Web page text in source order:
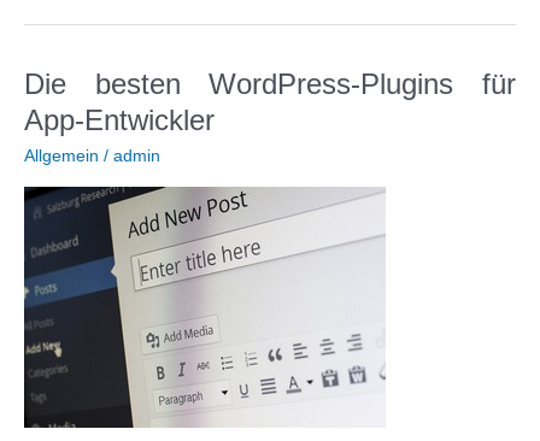
wachsen
Die besten WordPress-Plugins für
App-Entwickler
Allgemein / admin